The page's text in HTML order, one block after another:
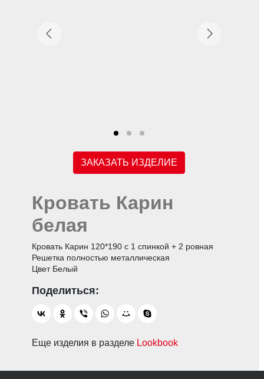
ЗАКАЗАТЬ ИЗДЕЛИЕ
Кровать Карин
белая
Кровать Карин 120*190 с 1 спинкой + 2 ровная
Решетка полностью металлическая
Цвет Белый
Еще изделия в разделе Lookbook